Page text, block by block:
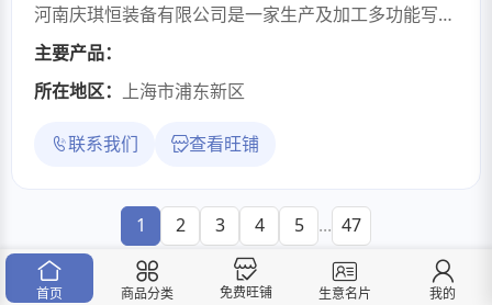
河南庆琪恒装备有限公司是一家生产及加工多功能写字椅、迷彩作训椅、吹塑折叠桌/椅、迷彩马扎、行军床、钢塑折床 ，制式营具，餐桌、单兵作战桌、挂图架、储物柜等产品的公司，原材料选材，拥有完整、科学的质量管理体系。诚信、实力和产品质量获得业界的认可。欢迎各界朋友莅临参观、指导和业务洽谈。
主要产品：
所在地区： 上海市浦东新区
联系我们 查看旺铺
1 2 3 4 5 ... 47
首页 商品分类 免费旺铺 生意名片 我的